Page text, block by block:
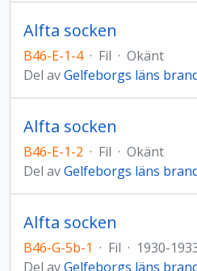
Alfta socken
B46-E-1-4 · Fil · Okänt
Del avGelfeborgs läns
Alfta socken
B46-E-1-2 · Fil · Okänt
Del avGelfeborgs läns
Alfta socken
B46-G-5b-1 · Fil · 1930-
Del avGelfeborgs läns